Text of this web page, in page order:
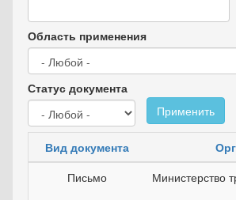
Область применения
Статус документа
Применить
Вид документа
Письмо
Министерство